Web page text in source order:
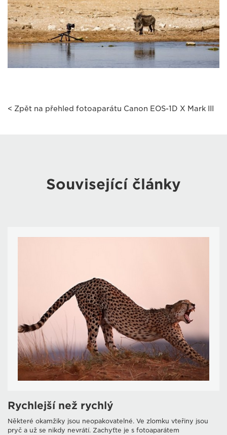
< Zpět na přehled fotoaparátu Canon EOS-1D X Mark III
Související články
Rychlejší než rychlý
Některé okamžiky jsou neopakovatelné. Ve zlomku vteřiny jsou
pryč a už se nikdy nevrátí. Zachyťte je s fotoaparátem